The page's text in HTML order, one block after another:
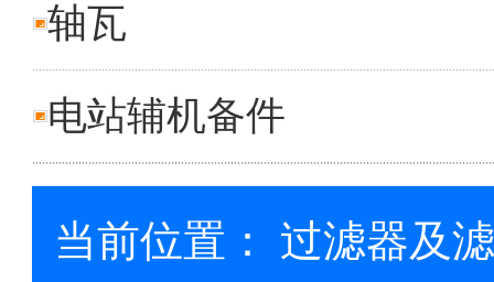
轴瓦
电站辅机备件
当前位置： 过滤器及